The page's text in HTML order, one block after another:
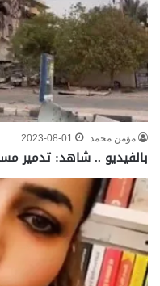
مؤمن محمد 2023-08-01
بالفيديو .. شاهد: تدمير